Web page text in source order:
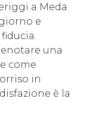
a Meda
e
una
come
in
è la